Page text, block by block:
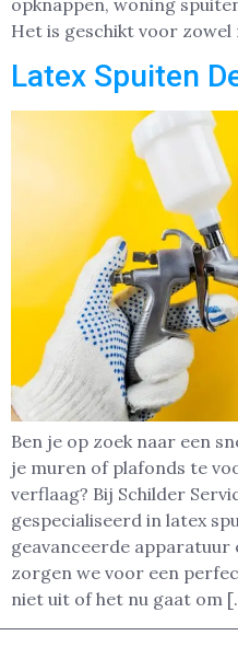
opknappen, woning
Het is geschikt voor
Latex Spuiten
Ben je op zoek naar een
je muren of plafonds te
verflaag? Bij Schilder
gespecialiseerd in latex
geavanceerde
zorgen we voor een
niet uit of het nu gaat om